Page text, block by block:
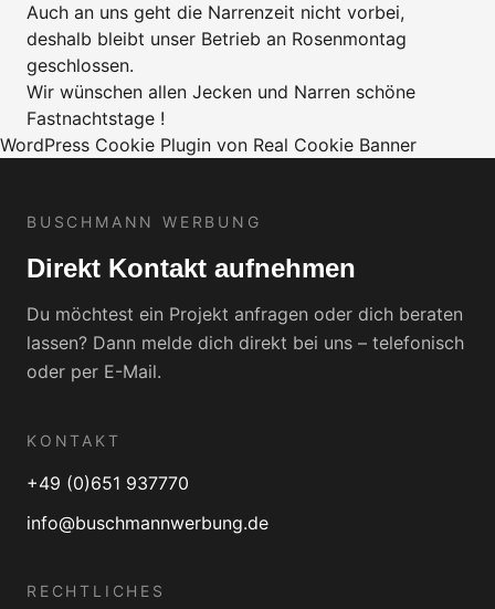
Auch an uns geht die Narrenzeit nicht vorbei,
deshalb bleibt unser Betrieb an Rosenmontag
geschlossen.
Wir wünschen allen Jecken und Narren schöne
Fastnachtstage !
WordPress Cookie Plugin von Real Cookie Banner
BUSCHMANN WERBUNG
Direkt Kontakt aufnehmen
Du möchtest ein Projekt anfragen oder dich beraten
lassen? Dann melde dich direkt bei uns – telefonisch
oder per E-Mail.
KONTAKT
+49 (0)651 937770
info@buschmannwerbung.de
RECHTLICHES